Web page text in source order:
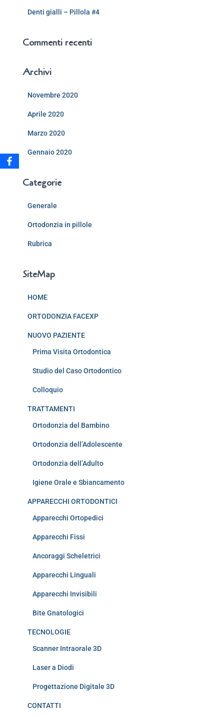
Denti gialli – Pillola #4
Commenti recenti
Archivi
Novembre 2020
Aprile 2020
Marzo 2020
Gennaio 2020
Categorie
Generale
Ortodonzia in pillole
Rubrica
SiteMap
HOME
ORTODONZIA FACEXP
NUOVO PAZIENTE
Prima Visita Ortodontica
Studio del Caso Ortodontico
Colloquio
TRATTAMENTI
Ortodonzia del Bambino
Ortodonzia dell’Adolescente
Ortodonzia dell’Adulto
Igiene Orale e Sbiancamento
APPARECCHI ORTODONTICI
Apparecchi Ortopedici
Apparecchi Fissi
Ancoraggi Scheletrici
Apparecchi Linguali
Apparecchi Invisibili
Bite Gnatologici
TECNOLOGIE
Scanner Intraorale 3D
Laser a Diodi
Progettazione Digitale 3D
CONTATTI